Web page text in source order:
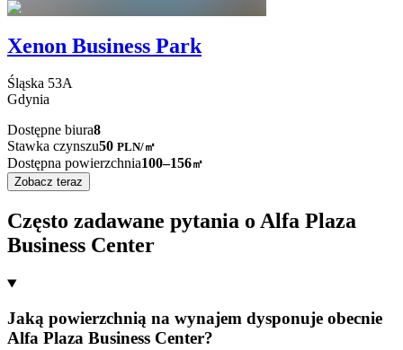
Xenon Business Park
Śląska 53A
Gdynia
Dostępne biura8
Stawka czynszu50 PLN/㎡
Dostępna powierzchnia100–156㎡
Zobacz teraz
Często zadawane pytania o Alfa Plaza
Business Center
Jaką powierzchnią na wynajem dysponuje obecnie
Alfa Plaza Business Center?